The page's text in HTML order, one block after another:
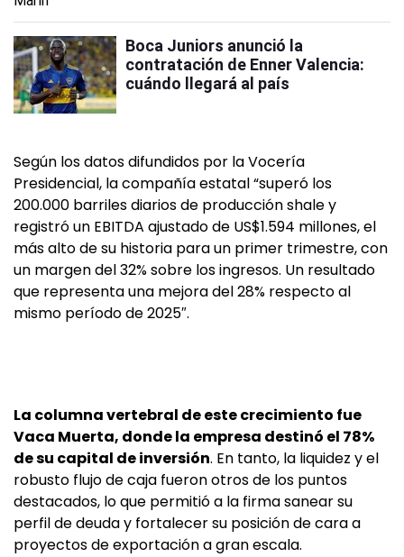
Boca Juniors anunció la
contratación de Enner Valencia:
cuándo llegará al país
Según los datos difundidos por la Vocería
Presidencial, la compañía estatal “superó los
200.000 barriles diarios de producción shale y
registró un EBITDA ajustado de US$1.594 millones, el
más alto de su historia para un primer trimestre, con
un margen del 32% sobre los ingresos. Un resultado
que representa una mejora del 28% respecto al
mismo período de 2025″.
La columna vertebral de este crecimiento fue
Vaca Muerta, donde la empresa destinó el 78%
de su capital de inversión. En tanto, la liquidez y el
robusto flujo de caja fueron otros de los puntos
destacados, lo que permitió a la firma sanear su
perfil de deuda y fortalecer su posición de cara a
proyectos de exportación a gran escala.